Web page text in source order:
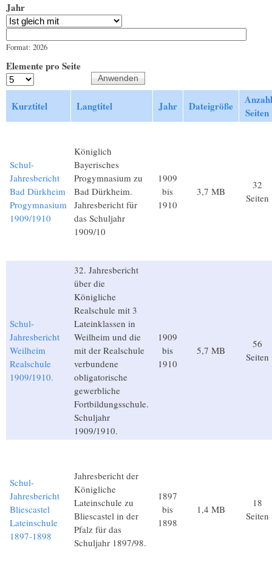
Jahr
Format: 2026
Elemente pro Seite
Kurztitel Langtitel Jahr Dateigröße
Anzahl
Seiten
Schul-
Jahresbericht
Bad Dürkheim
Progymnasium
1909/1910
Königlich
Bayerisches
Progymnasium zu
Bad Dürkheim.
Jahresbericht für
das Schuljahr
1909/10
1909
bis
1910
3,7 MB
32
Seiten
Schul-
Jahresbericht
Weilheim
Realschule
1909/1910.
32. Jahresbericht
über die
Königliche
Realschule mit 3
Lateinklassen in
Weilheim und die
mit der Realschule
verbundene
obligatorische
gewerbliche
Fortbildungsschule.
Schuljahr
1909/1910.
1909
bis
1910
5,7 MB
56
Seiten
Schul-
Jahresbericht
Bliescastel
Lateinschule
1897-1898
Jahresbericht der
Königliche
Lateinschule zu
Bliescastel in der
Pfalz für das
Schuljahr 1897/98.
1897
bis
1898
1,4 MB
18
Seiten